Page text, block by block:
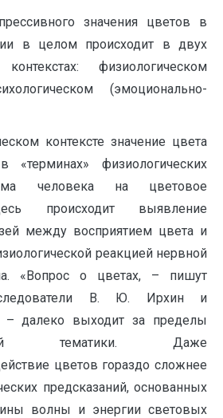
значения цветов в
в целом происходит в двух
физиологическом
(эмоционально-
контексте значение цвета
в «терминах» физиологических
человека на цветовое
происходит выявление
между восприятием цвета и
реакцией нервной
«Вопрос о цветах, – пишут
В. Ю. Ирхин и
далеко выходит за пределы
тематики. Даже
цветов гораздо сложнее
предсказаний, основанных
волны и энергии световых